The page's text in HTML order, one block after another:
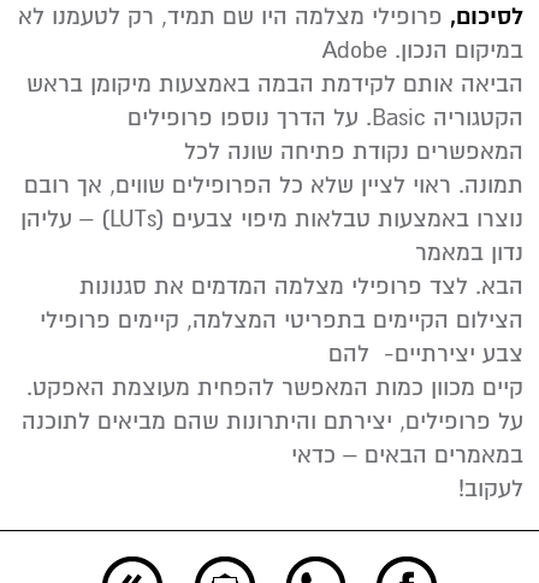
לסיכום, פרופילי מצלמה היו שם תמיד, רק לטעמנו לא
במיקום הנכון. Adobe
הביאה אותם לקידמת הבמה באמצעות מיקומן בראש
הקטגוריה Basic. על הדרך נוספו פרופילים
המאפשרים נקודת פתיחה שונה לכל
תמונה. ראוי לציין שלא כל הפרופילים שווים, אך רובם
נוצרו באמצעות טבלאות מיפוי צבעים (LUTs) – עליהן
נדון במאמר
הבא. לצד פרופילי מצלמה המדמים את סגנונות
הצילום הקיימים בתפריטי המצלמה, קיימים פרופילי
צבע יצירתיים- להם
קיים מכוון כמות המאפשר להפחית מעוצמת האפקט.
על פרופילים, יצירתם והיתרונות שהם מביאים לתוכנה
במאמרים הבאים – כדאי
לעקוב!